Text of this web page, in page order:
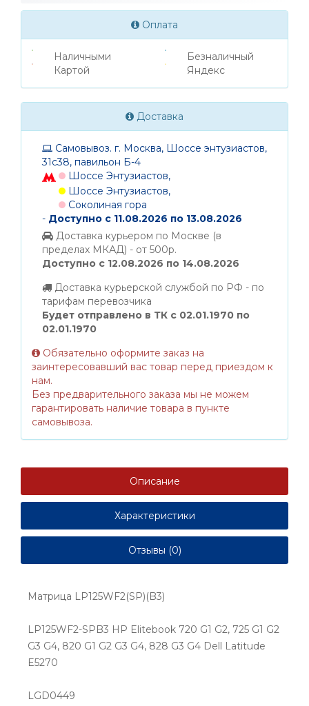
Оплата
Наличными
Картой
Безналичный
Яндекс
Доставка
Самовывоз. г. Москва, Шоссе энтузиастов,
31с38, павильон Б-4
Шоссе Энтузиастов,
Шоссе Энтузиастов,
Соколиная гора
- Доступно с 11.08.2026 по 13.08.2026
Доставка курьером по Москве (в
пределах МКАД) - от 500р.
Доступно с 12.08.2026 по 14.08.2026
Доставка курьерской службой по РФ - по
тарифам перевозчика
Будет отправлено в ТК с 02.01.1970 по
02.01.1970
Обязательно оформите заказ на
заинтересовавший вас товар перед приездом к
нам.
Без предварительного заказа мы не можем
гарантировать наличие товара в пункте
самовывоза.
Описание
Характеристики
Отзывы (0)
Матрица LP125WF2(SP)(B3)
LP125WF2-SPB3 HP Elitebook 720 G1 G2, 725 G1 G2
G3 G4, 820 G1 G2 G3 G4, 828 G3 G4 Dell Latitude
E5270
LGD0449